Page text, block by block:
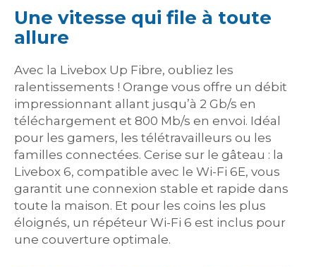
Une vitesse qui file à toute
allure
Avec la Livebox Up Fibre, oubliez les
ralentissements ! Orange vous offre un débit
impressionnant allant jusqu’à 2 Gb/s en
téléchargement et 800 Mb/s en envoi. Idéal
pour les gamers, les télétravailleurs ou les
familles connectées. Cerise sur le gâteau : la
Livebox 6, compatible avec le Wi-Fi 6E, vous
garantit une connexion stable et rapide dans
toute la maison. Et pour les coins les plus
éloignés, un répéteur Wi-Fi 6 est inclus pour
une couverture optimale.